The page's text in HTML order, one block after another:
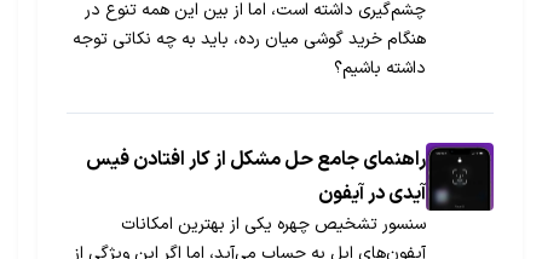
چشم‌گیری داشته است، اما از بین این همه تنوع در
هنگام خرید گوشی میان رده، باید به چه نکاتی توجه
داشته باشیم؟
راهنمای جامع حل مشکل از کار افتادن فیس
آیدی در آیفون
سنسور تشخیص چهره یکی از بهترین امکانات
آیفون‌های اپل به حساب می‌آید، اما اگر این ویژگی از